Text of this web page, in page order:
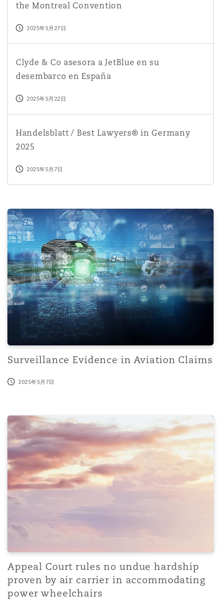
the Montreal Convention
2025年5月27日
Clyde & Co asesora a JetBlue en su
desembarco en España
2025年5月22日
Handelsblatt / Best Lawyers® in Germany
2025
2025年5月7日
Surveillance Evidence in Aviation Claims
Surveillance Evidence in Aviation Claims
2025年5月7日
Appeal Court rules no undue hardship proven by air
Appeal Court rules no undue hardship
proven by air carrier in accommodating
power wheelchairs